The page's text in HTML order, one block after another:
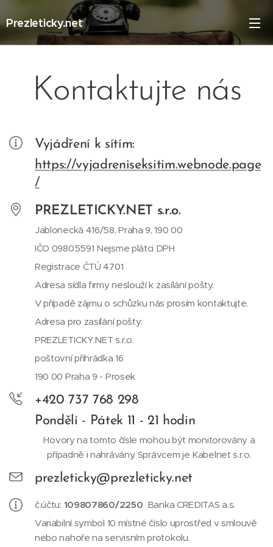
Prezleticky.net
Kontaktujte nás
Vyjádření k sítím:
https://vyjadreniseksitim.webnode.page
/
PREZLETICKY.NET s.r.o.
Jablonecká 416/58, Praha 9, 190 00
IČO 09805591 Nejsme plátci DPH
Registrace ČTÚ 4701
Adresa sídla firmy neslouží k zasílání pošty.
V případě zájmu o schůzku nás prosím kontaktujte.
Adresa pro zasílání pošty:
PREZLETICKY.NET s.r.o.
poštovní přihrádka 16
190 00 Praha 9 - Prosek
+420 737 768 298
Pondělí - Pátek 11 - 21 hodin
Hovory na tomto čísle mohou být monitorovány a
případně i nahrávány. Správcem je Kabelnet s.r.o.
prezleticky@prezleticky.net
č.účtu: 109807860/2250 Banka CREDITAS a.s.
Variabilní symbol 10 místné číslo uprostřed v smlouvě
nebo nahoře na servisním protokolu.